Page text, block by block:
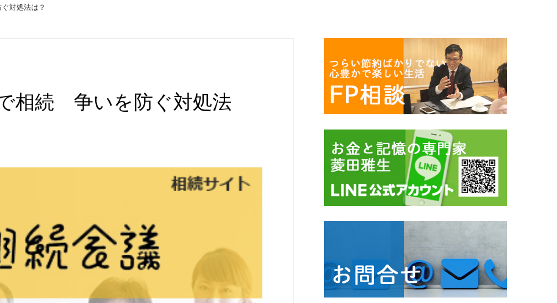
対処法は？
相続 争いを防ぐ対処法